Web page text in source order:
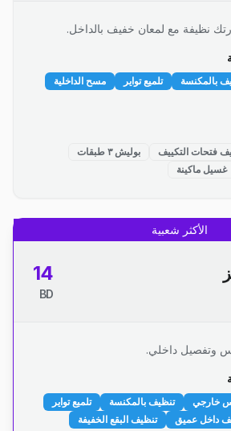
نظيفة مع لمعان خفيف بالداخل.
بالمكنسة تلميع تواير
مسح الداخلية
فتحات التكييف
بوليش ٣ طبقات
غسيل ماكينة
الأكثر شعبية
14
BD
وتفصيل داخلي.
خارجي تنظيف بالمكنسة
تلميع تواير
داخل عميق تنظيف البقع الخفيفة